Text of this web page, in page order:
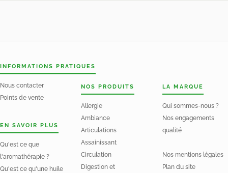
INFORMATIONS PRATIQUES
Nous contacter
Points de vente
EN SAVOIR PLUS
Qu'est ce que
l'aromathérapie ?
Qu'est ce qu'une huile
NOS PRODUITS
Allergie
Ambiance
Articulations
Assainissant
Circulation
Digestion et
LA MARQUE
Qui sommes-nous ?
Nos engagements
qualité
Nos mentions légales
Plan du site